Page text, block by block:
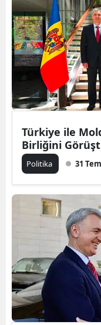
Türkiye ile
Birliğini
Politika 31